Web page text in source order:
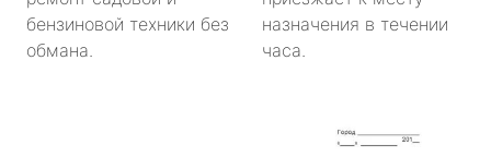
бензиновой техники без
обмана.
назначения в течении
часа.